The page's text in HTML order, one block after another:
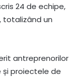
24 de echipe,
totalizând un
antreprenorilor
și proiectele de